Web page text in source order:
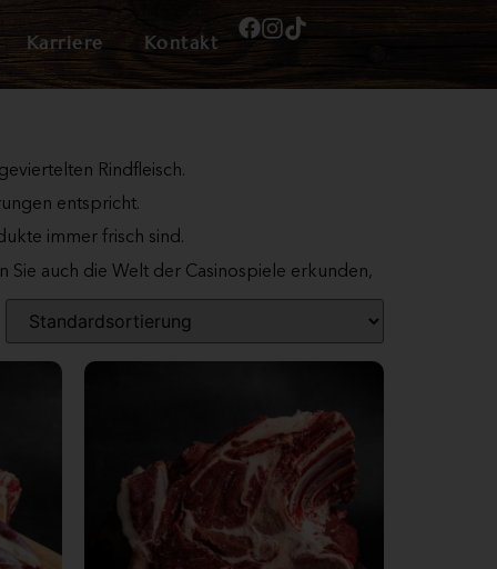
Karriere Kontakt
Rindfleisch.
entspricht.
immer frisch sind.
Sie auch die Welt der Casinospiele erkunden,